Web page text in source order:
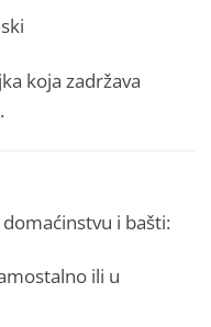
koja zadržava
i bašti:
ili u